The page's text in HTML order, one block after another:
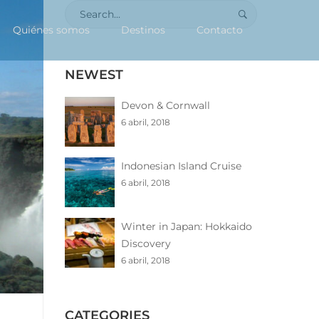
Quiénes somos Destinos Contacto
Search
for:
NEWEST
Devon & Cornwall
6 abril, 2018
Indonesian Island Cruise
6 abril, 2018
Winter in Japan: Hokkaido
Discovery
6 abril, 2018
CATEGORIES